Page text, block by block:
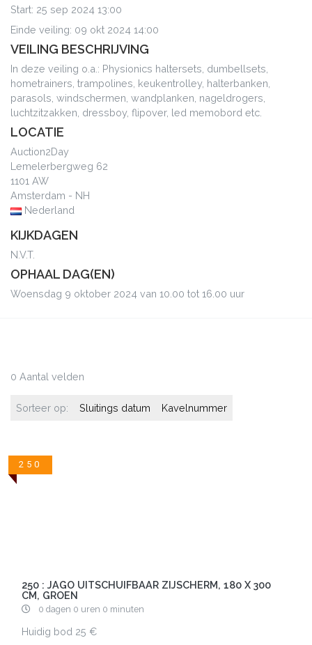
Start: 25 sep 2024 13:00
Einde veiling: 09 okt 2024 14:00
VEILING BESCHRIJVING
In deze veiling o.a.: Physionics haltersets, dumbellsets,
hometrainers, trampolines, keukentrolley, halterbanken,
parasols, windschermen, wandplanken, nageldrogers,
luchtzitzakken, dressboy, flipover, led memobord etc.
LOCATIE
Auction2Day
Lemelerbergweg 62
1101 AW
Amsterdam - NH
Nederland
KIJKDAGEN
N.V.T.
OPHAAL DAG(EN)
Woensdag 9 oktober 2024 van 10.00 tot 16.00 uur
0 Aantal velden
Sorteer op: Sluitings datum Kavelnummer
250
250 : JAGO UITSCHUIFBAAR ZIJSCHERM, 180 X 300
CM, GROEN
0 dagen 0 uren 0 minuten
Huidig bod 25